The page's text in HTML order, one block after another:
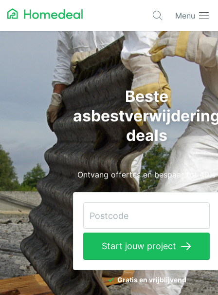
Menu
Populaire projecten
Aannemer
Alarmsystemen
Architect
Bestrating
Cv-ketels
Dakwerken
Elektricien
Gevelwerken
Glas
Hekwerken
Beste
deals
Ontvang offertes en bespaar tot 40%
Start jouw project
Gratis en vrijblijvend